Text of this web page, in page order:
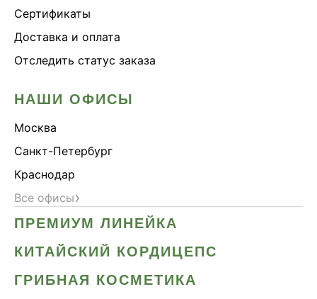
Острое зрение
Память
Поддержка иммунитета
Пробиотики Психобиом
Продуктивность
Противовирусное
Противовоспалительное
Расторопша
СДВГ
Сертификаты
Доставка и оплата
Отследить статус заказа
НАШИ ОФИСЫ
Москва
Санкт-Петербург
Краснодар
Все офисы›
ПРЕМИУМ ЛИНЕЙКА
КИТАЙСКИЙ КОРДИЦЕПС
ГРИБНАЯ КОСМЕТИКА